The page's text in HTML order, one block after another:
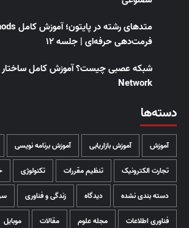
فرمت‌دهی حرفه‌ای | جلسه ۱۲
Network
دسته‌ها
آموزش آموزش بازاریابی آموزش برنامه نویسی
تجارت الکترونیک تنظیم مقررات تکنولوژی
دسته بندی نشده دیدگاه زندگی و فناوری
فناوری اطلاعات مجله علوم مقالات موبایل